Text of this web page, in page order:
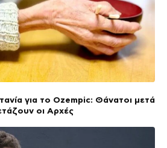
για το Ozempic: Θάνατοι μετά
οι Αρχές